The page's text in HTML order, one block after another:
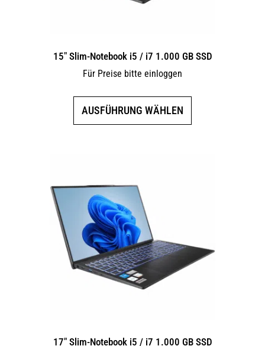
15″ Slim-Notebook i5 / i7 1.000 GB SSD
Für Preise bitte einloggen
AUSFÜHRUNG WÄHLEN
der
17″ Slim-Notebook i5 / i7 1.000 GB SSD